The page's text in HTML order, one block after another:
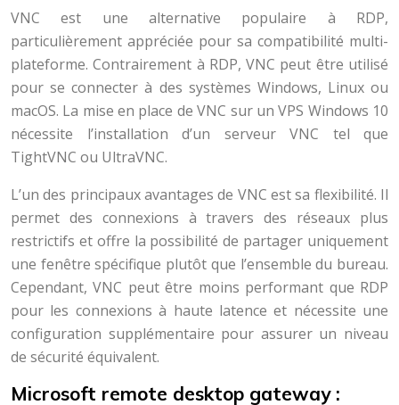
VNC est une alternative populaire à RDP,
particulièrement appréciée pour sa compatibilité multi-
plateforme. Contrairement à RDP, VNC peut être utilisé
pour se connecter à des systèmes Windows, Linux ou
macOS. La mise en place de VNC sur un VPS Windows 10
nécessite l’installation d’un serveur VNC tel que
TightVNC ou UltraVNC.
L’un des principaux avantages de VNC est sa flexibilité. Il
permet des connexions à travers des réseaux plus
restrictifs et offre la possibilité de partager uniquement
une fenêtre spécifique plutôt que l’ensemble du bureau.
Cependant, VNC peut être moins performant que RDP
pour les connexions à haute latence et nécessite une
configuration supplémentaire pour assurer un niveau
de sécurité équivalent.
Microsoft remote desktop gateway :